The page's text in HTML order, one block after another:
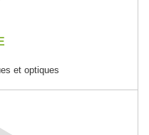
et optiques